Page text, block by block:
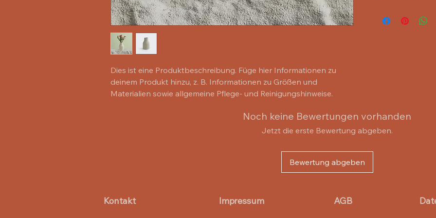
Dies ist eine Produktbeschreibung. Füge hier Informationen zu
deinem Produkt hinzu, z. B. Informationen zu Größen und
Materialien sowie allgemeine Pflege- und Reinigungshinweise.
Möglichkeit, das
hier über deine
Noch keine Bewertungen vorhanden
Jetzt die erste Bewertung abgeben.
Bewertung abgeben
Kontakt Impressum AGB